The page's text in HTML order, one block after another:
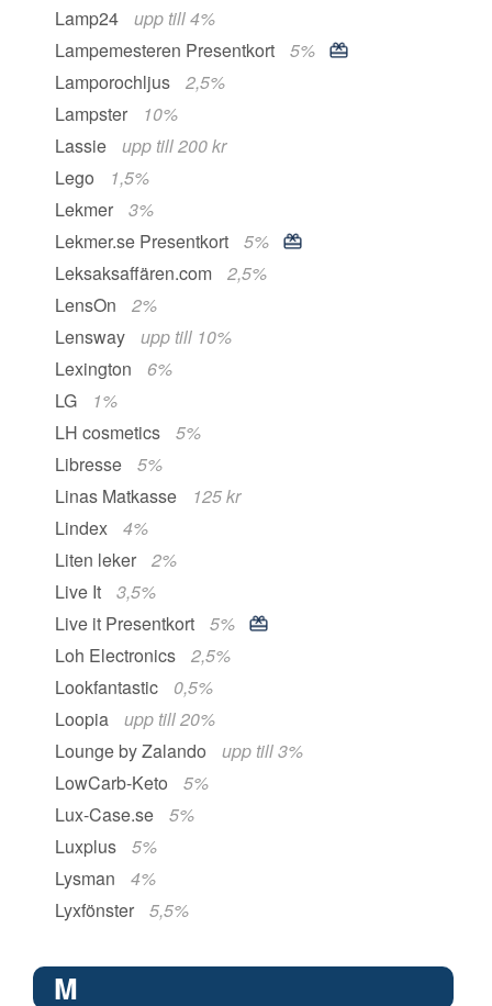
Lamp24
upp till 4%
Lampemesteren Presentkort
5%
Lamporochljus
2,5%
Lampster
10%
Lassie
upp till 200 kr
Lego
1,5%
Lekmer
3%
Lekmer.se Presentkort
5%
Leksaksaffären.com
2,5%
LensOn
2%
Lensway
upp till 10%
Lexington
6%
LG
1%
LH cosmetics
5%
Libresse
5%
Linas Matkasse
125 kr
Lindex
4%
Liten leker
2%
Live It
3,5%
Live it Presentkort
5%
Loh Electronics
2,5%
Lookfantastic
0,5%
Loopia
upp till 20%
Lounge by Zalando
upp till 3%
LowCarb-Keto
5%
Lux-Case.se
5%
Luxplus
5%
Lysman
4%
Lyxfönster
5,5%
M